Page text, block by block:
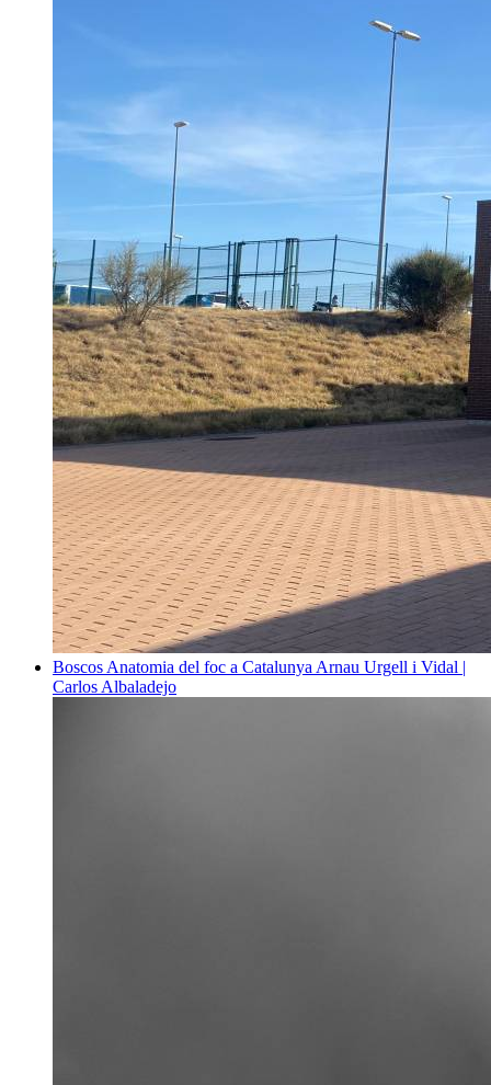
Boscos Anatomia del foc a Catalunya Arnau Urgell i Vidal |
Carlos Albaladejo